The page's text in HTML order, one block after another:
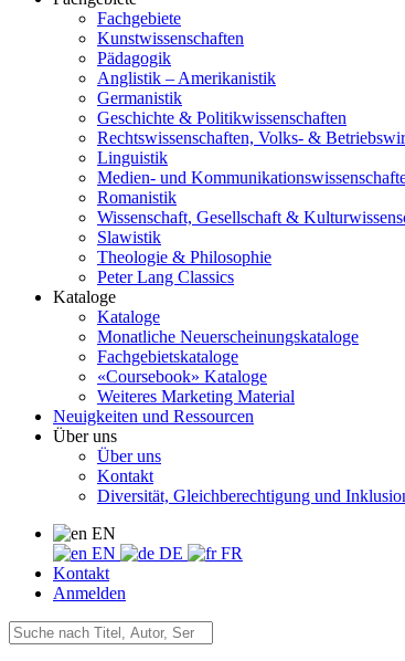
Fachgebiete
Kunstwissenschaften
Pädagogik
Anglistik – Amerikanistik
Germanistik
Geschichte & Politikwissenschaften
Rechtswissenschaften, Volks- &
Linguistik
Medien- und
Romanistik
Wissenschaft, Gesellschaft &
Slawistik
Theologie & Philosophie
Peter Lang Classics
Kataloge
Kataloge
Monatliche Neuerscheinungskataloge
Fachgebietskataloge
«Coursebook» Kataloge
Weiteres Marketing Material
Neuigkeiten und Ressourcen
Über uns
Über uns
Kontakt
Diversität, Gleichberechtigung und
EN
EN
DE
FR
Kontakt
Anmelden